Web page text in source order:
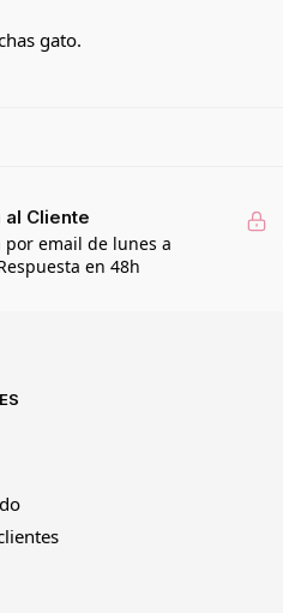
gato.
Cliente
por email de lunes a
en 48h